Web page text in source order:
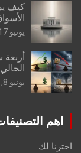
كيف
يونيو 17, 2026
الحالي
يونيو 8, 2026
اهم
اخترنا لك